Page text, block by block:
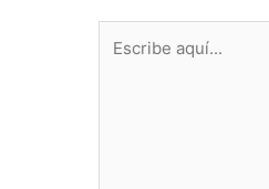
aquí...